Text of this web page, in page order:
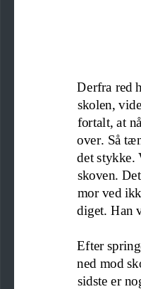
Derfra red
skolen,
fortalt, at
over. Så
det stykke.
skoven.
mor ved
diget. Han
Efter
ned mod
sidste er